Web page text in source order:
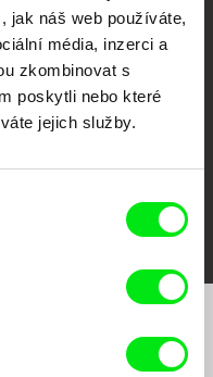
jak náš web používáte,
média, inzerci a
zkombinovat s
poskytli nebo které
jejich služby.
Gravity
o našem